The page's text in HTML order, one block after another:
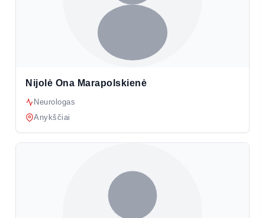
Nijolė Ona Marapolskienė
Neurologas
Anykščiai